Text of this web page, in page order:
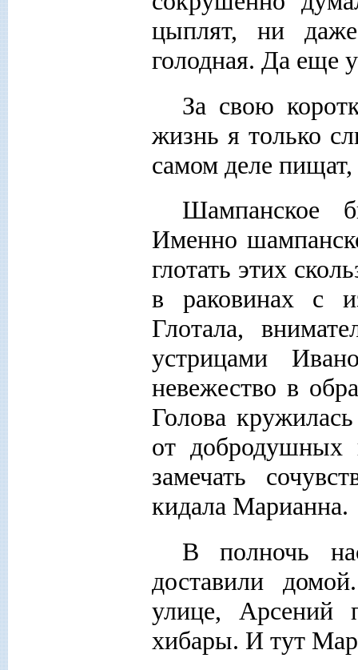
цыплят, ни
голодная. Да еще
За свою
жизнь я только
самом деле пищат,
Шампанское
Именно
глотать этих
в раковинах с
Глотала,
устрицами
невежество в
Голова
от добродушных
замечать
кидала Марианна.
В полночь
доставили
улице, Арсений
хибары. И тут